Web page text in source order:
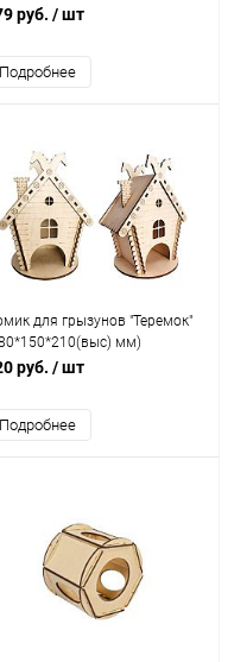
руб. / шт
Подробнее
для грызунов "Теремок"
мм)
руб. / шт
Подробнее